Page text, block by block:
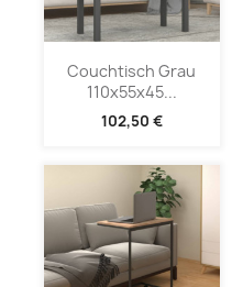
Couchtisch Grau
110x55x45...
102,50 €